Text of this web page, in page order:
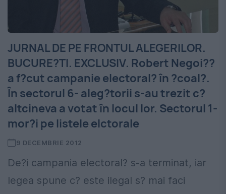
JURNAL DE PE FRONTUL ALEGERILOR.
BUCURE?TI. EXCLUSIV. Robert Negoi??
a f?cut campanie electoral? în ?coal?.
În sectorul 6- aleg?torii s-au trezit c?
altcineva a votat în locul lor. Sectorul 1-
mor?i pe listele elctorale
9 DECEMBRIE 2012
De?i campania electoral? s-a terminat, iar
legea spune c? este ilegal s? mai faci